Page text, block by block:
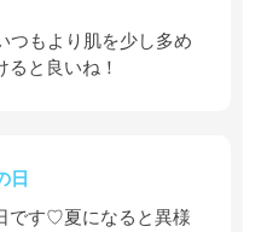
つもより肌を少し多め
と良いね！
日
です♡夏になると異様